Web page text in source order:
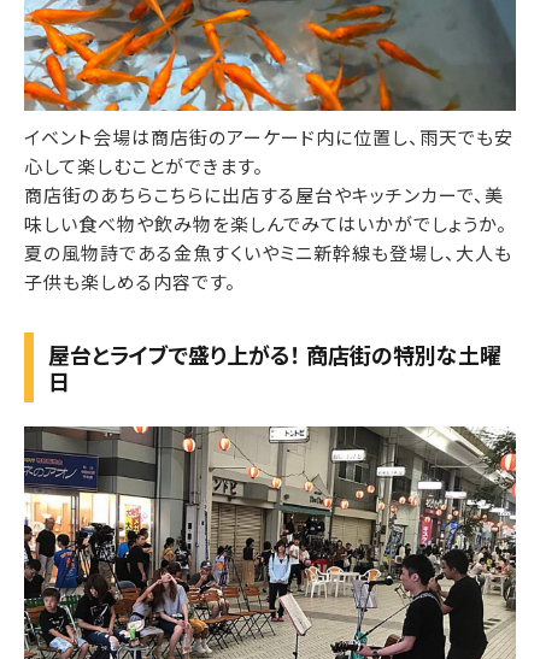
イベント会場は商店街のアーケード内に位置し、雨天でも安
心して楽しむことができます。
商店街のあちらこちらに出店する屋台やキッチンカーで、美
味しい食べ物や飲み物を楽しんでみてはいかがでしょうか。
夏の風物詩である金魚すくいやミニ新幹線も登場し、大人も
子供も楽しめる内容です。
屋台とライブで盛り上がる！ 商店街の特別な土曜
日